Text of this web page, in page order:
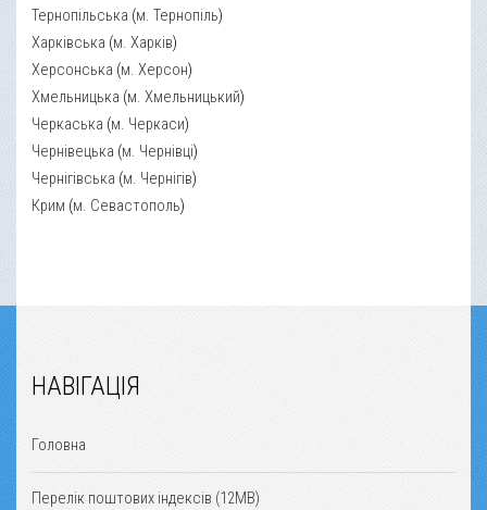
Тернопільська (м. Тернопіль)
Харківська (м. Харків)
Херсонська (м. Херсон)
Хмельницька (м. Хмельницький)
Черкаська (м. Черкаси)
Чернівецька (м. Чернівці)
Чернігівська (м. Чернігів)
Крим (м. Севастополь)
НАВІГАЦІЯ
Головна
Перелік поштових індексів (12MB)